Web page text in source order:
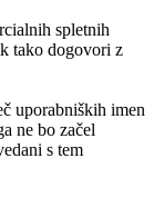
spletnih
tako dogovori z
uporabniških imen
ne bo začel
s tem